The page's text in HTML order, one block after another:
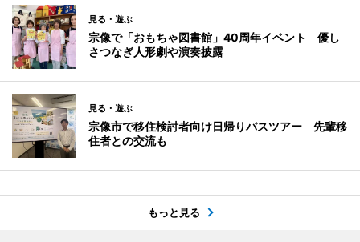
見る・遊ぶ
宗像で「おもちゃ図書館」40周年イベント 優し
さつなぎ人形劇や演奏披露
見る・遊ぶ
宗像市で移住検討者向け日帰りバスツアー 先輩移
住者との交流も
もっと見る